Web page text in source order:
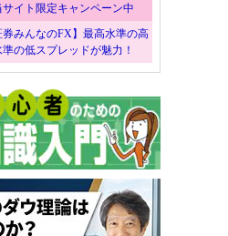
イト限定キャンペーン中
券みんなのFX】最高水準の高
の低スプレッドが魅力！